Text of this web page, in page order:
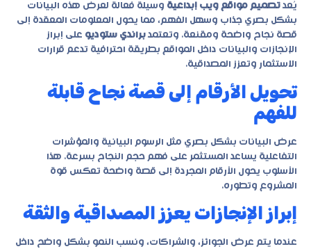
يُعد تصميم مواقع ويب إبداعية وسيلة فعالة لعرض هذه البيانات
بشكل بصري جذاب وسهل الفهم، مما يحول المعلومات المعقدة إلى
قصة نجاح واضحة ومقنعة. وتعتمد براندي ستوديو على إبراز
الإنجازات والبيانات داخل المواقع بطريقة احترافية تدعم قرارات
الاستثمار وتعزز المصداقية.
تحويل الأرقام إلى قصة نجاح قابلة
للفهم
عرض البيانات بشكل بصري مثل الرسوم البيانية والمؤشرات
التفاعلية يساعد المستثمر على فهم حجم النجاح بسرعة. هذا
الأسلوب يحول الأرقام المجردة إلى قصة واضحة تعكس قوة
المشروع وتطوره.
إبراز الإنجازات يعزز المصداقية والثقة
عندما يتم عرض الجوائز، والشراكات، ونسب النمو بشكل واضح داخل